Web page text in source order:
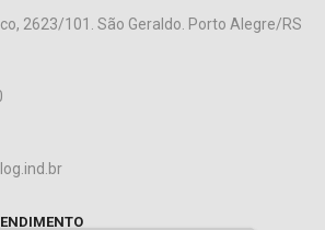
2623/101. São Geraldo. Porto Alegre/RS